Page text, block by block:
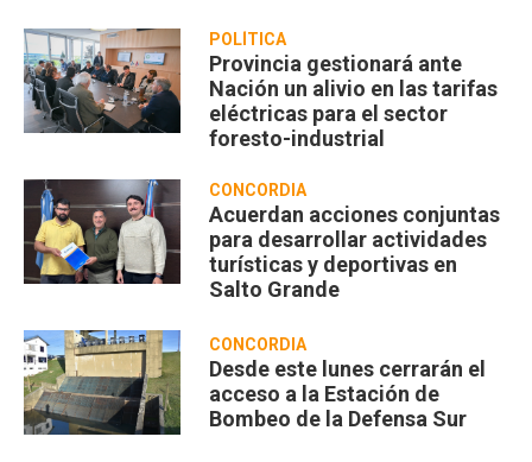
POLÍTICA
Provincia gestionará ante
Nación un alivio en las tarifas
eléctricas para el sector
foresto-industrial
CONCORDIA
Acuerdan acciones conjuntas
para desarrollar actividades
turísticas y deportivas en
Salto Grande
CONCORDIA
Desde este lunes cerrarán el
acceso a la Estación de
Bombeo de la Defensa Sur